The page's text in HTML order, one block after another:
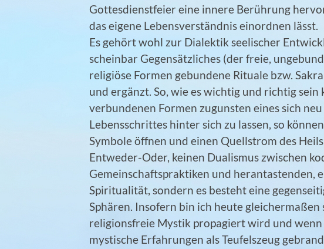
Gottesdienstfeier eine innere Berührung
das eigene Lebensverständnis einordnen lässt.
Es gehört wohl zur Dialektik seelischer
scheinbar Gegensätzliches (der freie,
religiöse Formen gebundene Rituale bzw.
und ergänzt. So, wie es wichtig und richtig
verbundenen Formen zugunsten eines sich
Lebensschrittes hinter sich zu lassen, so
Symbole öffnen und einen Quellstrom des
Entweder-Oder, keinen Dualismus zwischen
Gemeinschaftspraktiken und herantastenden,
Spiritualität, sondern es besteht eine
Sphären. Insofern bin ich heute gleichermaßen
religionsfreie Mystik propagiert wird und
mystische Erfahrungen als Teufelszeug